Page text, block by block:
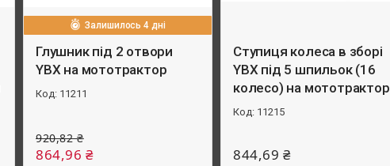
Залишилось 4 дні
Глушник під 2 отвори
YBX на мототрактор
11211
920,82 ₴
864,96 ₴
Ступиця колеса в зборі
YBX під 5 шпильок (16
колесо) на мототрактор
11215
844,69 ₴